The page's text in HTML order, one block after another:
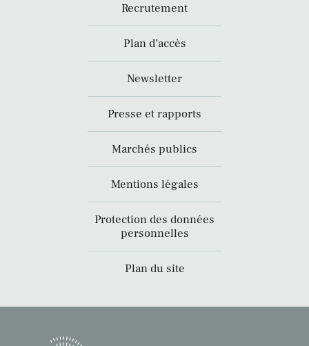
Recrutement
Plan d’accès
Newsletter
Presse et rapports
Marchés publics
Mentions légales
Protection des données
personnelles
Plan du site